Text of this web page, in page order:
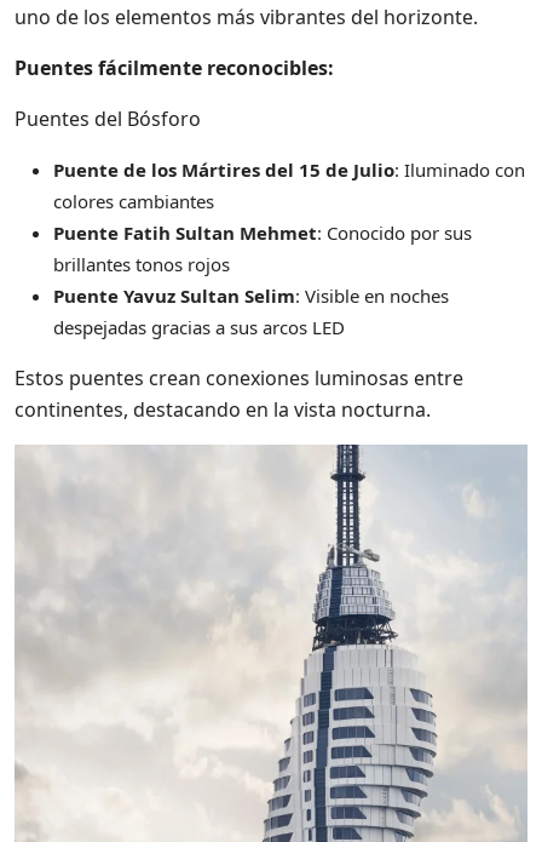
uno de los elementos más vibrantes del horizonte.
Puentes fácilmente reconocibles:
Puentes del Bósforo
Puente de los Mártires del 15 de Julio: Iluminado con
colores cambiantes
Puente Fatih Sultan Mehmet: Conocido por sus
brillantes tonos rojos
Puente Yavuz Sultan Selim: Visible en noches
despejadas gracias a sus arcos LED
Estos puentes crean conexiones luminosas entre
continentes, destacando en la vista nocturna.